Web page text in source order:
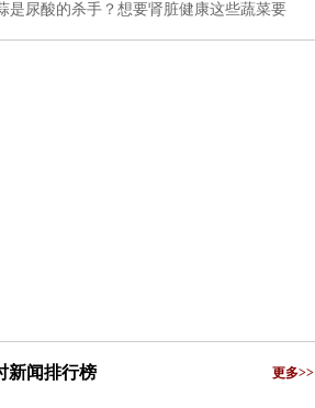
是尿酸的杀手？想要肾脏健康这些蔬菜要
新闻排行榜 更多>>